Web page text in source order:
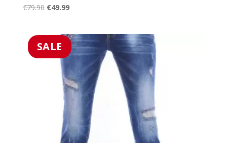
Gewaardeerd
5.00
€79.90 Oorspronkelijke
€79.90.
€49.99Huidige
€49.99.
SALE